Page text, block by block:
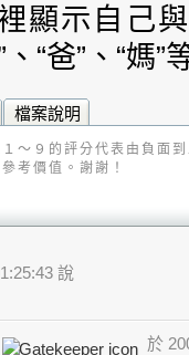
顯示自己
、“爸”、“媽
檔案說明
～９的評分代表由負面
考價值。謝謝！
說
於